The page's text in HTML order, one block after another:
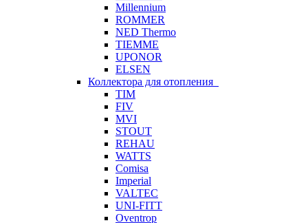
Millennium
ROMMER
NED Thermo
TIEMME
UPONOR
ELSEN
Коллектора для отопления
TIM
FIV
MVI
STOUT
REHAU
WATTS
Comisa
Imperial
VALTEC
UNI-FITT
Oventrop